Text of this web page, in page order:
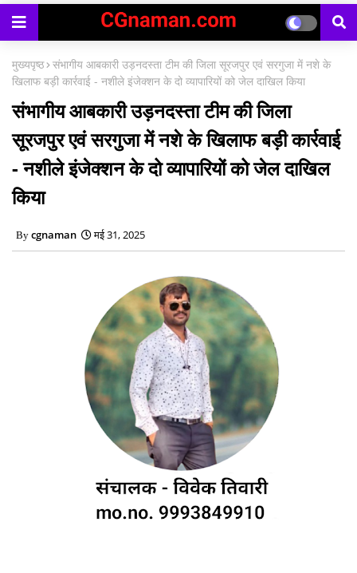
काउंसिलिंग प्रारंभ
मुख्यपृष्ठ संभागीय आबकारी उड़नदस्ता टीम की जिला सूरजपुर एवं सरगुजा में नशे के
खिलाफ बड़ी कार्रवाई - नशीले इंजेक्शन के दो व्यापारियों को जेल दाखिल किया
संभागीय आबकारी उड़नदस्ता टीम की जिला
सूरजपुर एवं सरगुजा में नशे के खिलाफ बड़ी कार्रवाई
- नशीले इंजेक्शन के दो व्यापारियों को जेल दाखिल
किया
cgnaman मई 31, 2025